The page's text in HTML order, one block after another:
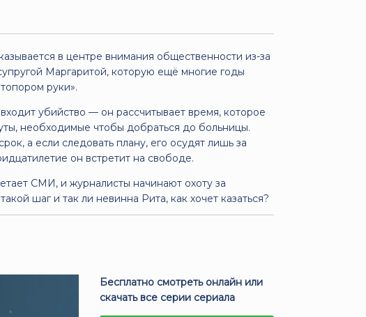
в центре внимания общественности из-за
Маргаритой, которую ещё многие годы
руки».
убийство — он рассчитывает время, которое
необходимые чтобы добраться до больницы.
а если следовать плану, его осудят лишь за
он встретит на свободе.
СМИ, и журналисты начинают охоту за
шаг и так ли невинна Рита, как хочет казаться?
Бесплатно смотреть онлайн или
скачать все серии сериала